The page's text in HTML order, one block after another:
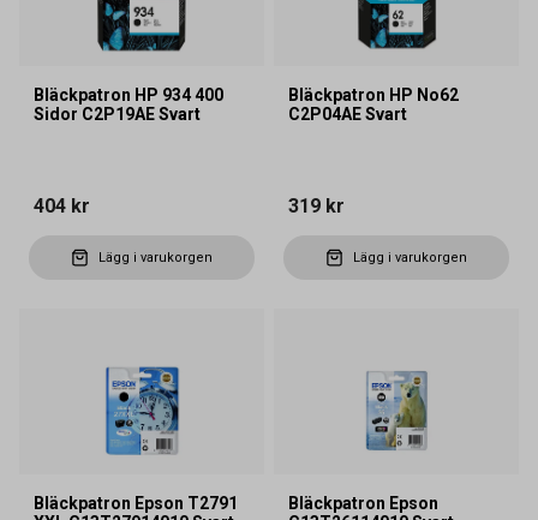
Bläckpatron HP 934 400
Sidor C2P19AE Svart
404 kr
Lägg i varukorgen
Bläckpatron HP No62
C2P04AE Svart
319 kr
Lägg i varukorgen
Bläckpatron Epson T2791
Bläckpatron Epson